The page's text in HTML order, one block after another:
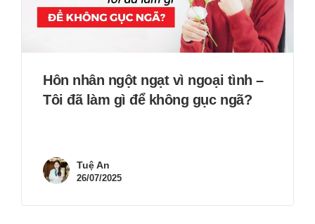
Hôn nhân ngột ngạt vì ngoại tình –
Tôi đã làm gì để không gục ngã?
Tuệ An
26/07/2025